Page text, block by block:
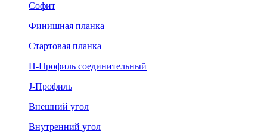
Софит
Финишная планка
Стартовая планка
Н-Профиль соединительный
J-Профиль
Внешний угол
Внутренний угол